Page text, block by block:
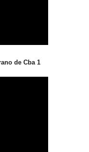
de Cba 1